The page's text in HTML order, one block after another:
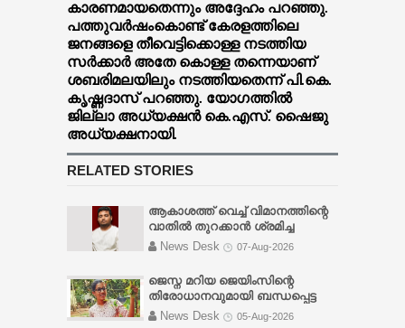
കാരണമായതെന്നും അദ്ദേഹം പറഞ്ഞു.
പത്തുവര്‍ഷംകൊണ്ട് കേരളത്തിലെ
ജനങ്ങളെ തീവെട്ടിക്കൊള്ള നടത്തിയ
സര്‍ക്കാര്‍ അതേ കൊള്ള തന്നെയാണ്
ശബരിമലയിലും നടത്തിയതെന്ന് പി.കെ.
കൃഷ്ണദാസ് പറഞ്ഞു. യോഗത്തില്‍
ജില്ലാ അധ്യക്ഷന്‍ കെ.എസ്. ഷൈജു
അധ്യക്ഷനായി.
RELATED STORIES
ആകാശത്ത് വെച്ച് വിമാനത്തിന്റെ
വാതിൽ തുറക്കാൻ ശ്രമിച്ച
മലയാളി യുവാവ് അറസ്റ്റിൽ
ഏകദേശം അര മണിക്കൂർ മാത്രം
ബാക്കി നിൽക്കെയായിരുന്നു
സംഭവം. എമർജൻസി എക്സിറ്റ്
വാതിലിന് സമീപം ഇരുന്ന പാലക്കാട്
News Desk 07-Aug-2026
ജെസ്ന മറിയ ജെയിംസിന്റെ
തിരോധാനവുമായി ബന്ധപ്പെട്ട
സിബിഐ അന്വേഷണം ആറ്
News Desk 05-Aug-2026